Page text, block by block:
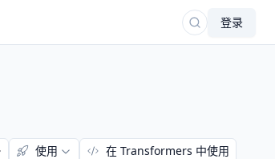
登录
使用 在 Transformers 中使用